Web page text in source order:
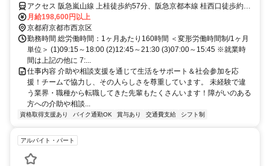
アクセス 阪急嵐山線 上桂徒歩約57分、阪急京都本線 桂西口徒歩約66
分 市バス「ふれあいの里」徒歩5分
月給198,600円以上
京都府京都市西京区
勤務時間 総労働時間：1ヶ月あたり160時間 ＜変形労働時間制/1ヶ月
単位＞ (1)09:15～18:00 (2)12:45～21:30 (3)07:00～15:45 ※就業時
間は上記の他に 7:...
仕事内容 介助や相談支援を通じて生活をサポート＆社会参加を応
援！チームで協力し、その人らしさを尊重しています。 未経験で違
う業界・職種から転職してきた先輩もたくさんいます！障がいのある
方への介助や相談...
資格取得支援あり バイク通勤OK 賞与あり 交通費支給 シフト制
アルバイト・パート